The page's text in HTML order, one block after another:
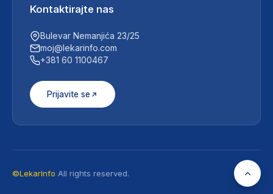
Kontaktirajte nas
Bulevar Nemanjića 23/25
moj@lekarinfo.com
+381 60 1100467
Prijavite se
©LekarInfo All rights reserved.